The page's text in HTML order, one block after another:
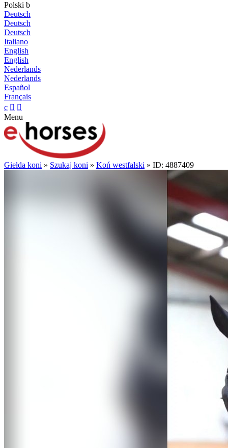
Polski b
Deutsch
Deutsch
Deutsch
Italiano
English
English
Nederlands
Nederlands
Español
Français
c  
Menu
Giełda koni » Szukaj koni » Koń westfalski » ID: 4887409